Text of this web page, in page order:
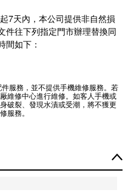
7天內，本公司提供非自然損
件往下列指定門市辦理替換同
間如下：
服務，並不提供手機維修服務。若
維修中心進行維修。如客人手機或
破裂、發現水漬或受潮，將不獲更
服務。